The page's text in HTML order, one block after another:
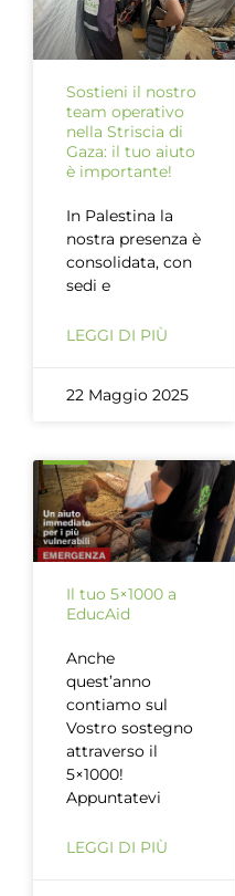
Sostieni il nostro
team operativo
nella Striscia di
Gaza: il tuo aiuto
è importante!
In Palestina la
nostra presenza è
consolidata, con
sedi e
LEGGI DI PIÙ
22 Maggio 2025
Il tuo 5×1000 a
EducAid
Anche
quest’anno
contiamo sul
Vostro sostegno
attraverso il
5×1000!
Appuntatevi
LEGGI DI PIÙ